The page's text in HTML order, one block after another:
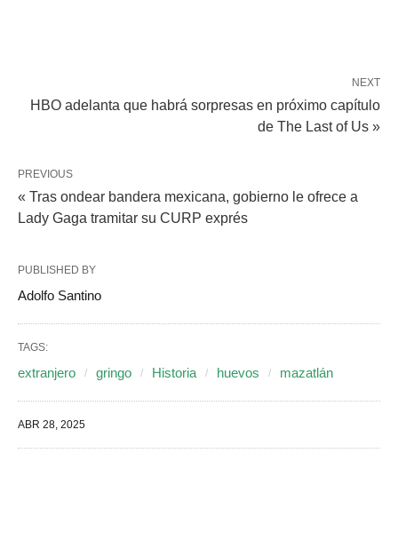
NEXT
HBO adelanta que habrá sorpresas en próximo capítulo
de The Last of Us »
PREVIOUS
« Tras ondear bandera mexicana, gobierno le ofrece a
Lady Gaga tramitar su CURP exprés
PUBLISHED BY
Adolfo Santino
TAGS:
extranjero gringo Historia huevos mazatlán
ABR 28, 2025